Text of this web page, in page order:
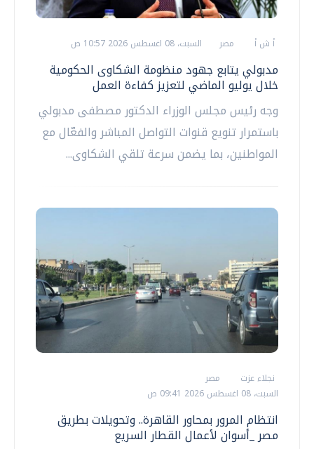
أ ش أ مصر السبت، 08 اغسطس 2026 10:57 ص
مدبولي يتابع جهود منظومة الشكاوى الحكومية
خلال يوليو الماضي لتعزيز كفاءة العمل
وجه رئيس مجلس الوزراء الدكتور مصطفى مدبولي
باستمرار تنويع قنوات التواصل المباشر والفعّال مع
المواطنين، بما يضمن سرعة تلقي الشكاوى...
نجلاء عزت
مصر
السبت، 08 اغسطس 2026 09:41 ص
انتظام المرور بمحاور القاهرة.. وتحويلات بطريق
مصر _أسوان لأعمال القطار السريع